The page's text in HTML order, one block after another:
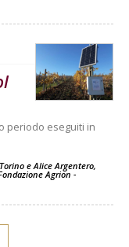
periodo eseguiti in
eAlice Argentero,
Agrion -